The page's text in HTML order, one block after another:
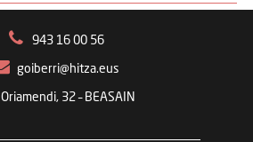
943 16 00 56
goiberri@hitza.eus
Oriamendi, 32 – BEASAIN